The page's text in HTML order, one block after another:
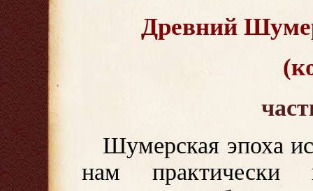
Древний
Шумерская эпоха
нам практически